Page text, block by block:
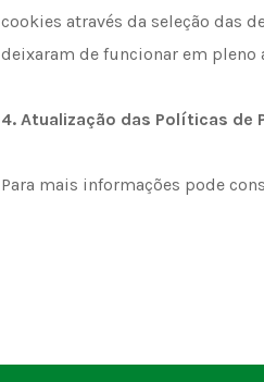
cookies através da seleção das
deixaram de funcionar em pleno
4. Atualização das Políticas de
Para mais informações pode